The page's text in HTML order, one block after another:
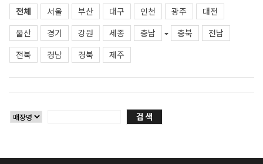
전체 서울 부산 대구 인천 광주
대전
울산
경기 강원 세종 충남 충북
전남
전북
경남 경북 제주